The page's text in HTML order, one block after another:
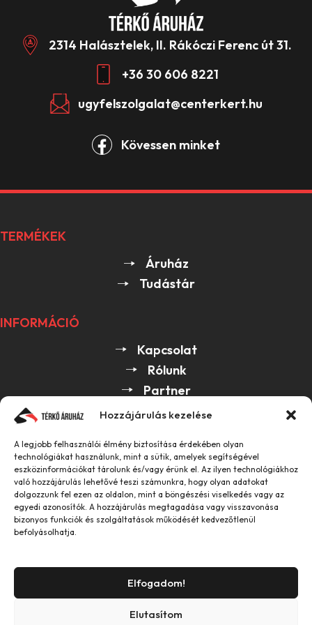
Hozzájárulás kezelése
A legjobb felhasználói élmény biztosítása érdekében olyan
technológiákat használunk, mint a sütik, amelyek segítségével
eszközinformációkat tárolunk és/vagy érünk el. Az ilyen technológiákhoz
való hozzájárulás lehetővé teszi számunkra, hogy olyan adatokat
dolgozzunk fel ezen az oldalon, mint a böngészési viselkedés vagy az
egyedi azonosítók. A hozzájárulás megtagadása vagy visszavonása
bizonyos funkciók és szolgáltatások működését kedvezőtlenül
befolyásolhatja.
Elfogadom!
Elutasítom
2314 Halásztelek, II. Rákóczi Ferenc út 31.
+36 30 606 8221
ugyfelszolgalat@centerkert.hu
Kövessen minket
TERMÉKEK
Áruház
Tudástár
INFORMÁCIÓ
Kapcsolat
Rólunk
Partner
HASZNOS
ÁSZF
GDPR
2026 Center Kert Kft. Minden jog fenntartva.
Powered by